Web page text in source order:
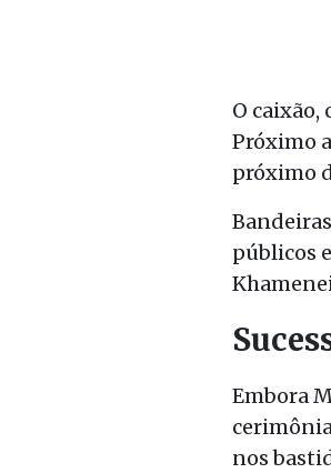
O
Próximo
próximo
públicos
Embora
nos